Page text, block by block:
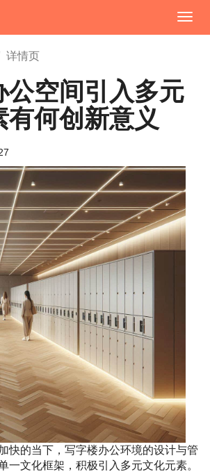
切
换
详情页
公空间引入多元
有何创新意义
快的当下，写字楼办公环境的设计与管
一文化框架，积极引入多元文化元素。